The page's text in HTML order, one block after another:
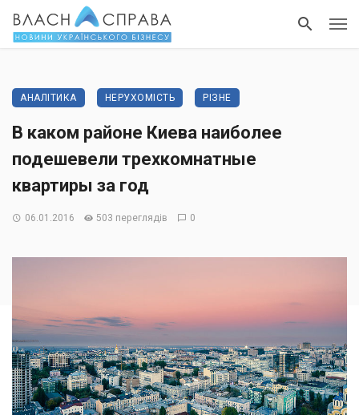
АНАЛІТИКА НЕРУХОМІСТЬ РІЗНЕ
В каком районе Киева наиболее
подешевели трехкомнатные
квартиры за год
06.01.2016 503 переглядів 0